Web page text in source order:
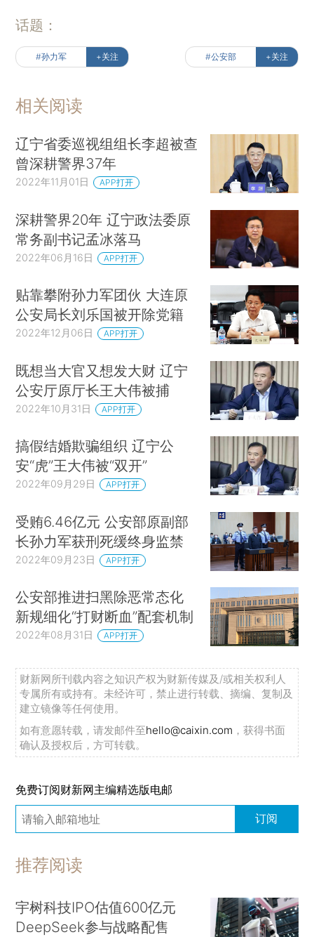
话题：
#孙力军 +关注 #公安部 +关注
相关阅读
辽宁省委巡视组组长李超被查
曾深耕警界37年
2022年11月01日 APP打开
深耕警界20年 辽宁政法委原
常务副书记孟冰落马
2022年06月16日 APP打开
贴靠攀附孙力军团伙 大连原
公安局长刘乐国被开除党籍
2022年12月06日 APP打开
既想当大官又想发大财 辽宁
公安厅原厅长王大伟被捕
2022年10月31日 APP打开
搞假结婚欺骗组织 辽宁公
安“虎”王大伟被“双开”
2022年09月29日 APP打开
受贿6.46亿元 公安部原副部
长孙力军获刑死缓终身监禁
2022年09月23日 APP打开
公安部推进扫黑除恶常态化
新规细化“打财断血”配套机制
2022年08月31日 APP打开
财新网所刊载内容之知识产权为财新传媒及/或相关权利人
专属所有或持有。未经许可，禁止进行转载、摘编、复制及
建立镜像等任何使用。
如有意愿转载，请发邮件至hello@caixin.com ，获得书面
确认及授权后，方可转载。
免费订阅财新网主编精选版电邮
订阅
推荐阅读
宇树科技IPO估值600亿元
DeepSeek参与战略配售